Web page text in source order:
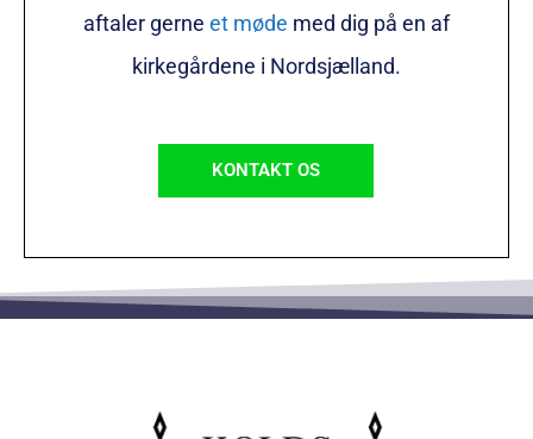
aftaler gerne et møde med dig på en af
kirkegårdene i Nordsjælland.
KONTAKT OS